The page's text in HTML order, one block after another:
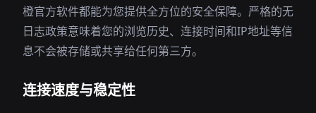
橙官方软件都能为您提供全方位的安全保障。严格的无
日志政策意味着您的浏览历史、连接时间和IP地址等信
息不会被存储或共享给任何第三方。
连接速度与稳定性